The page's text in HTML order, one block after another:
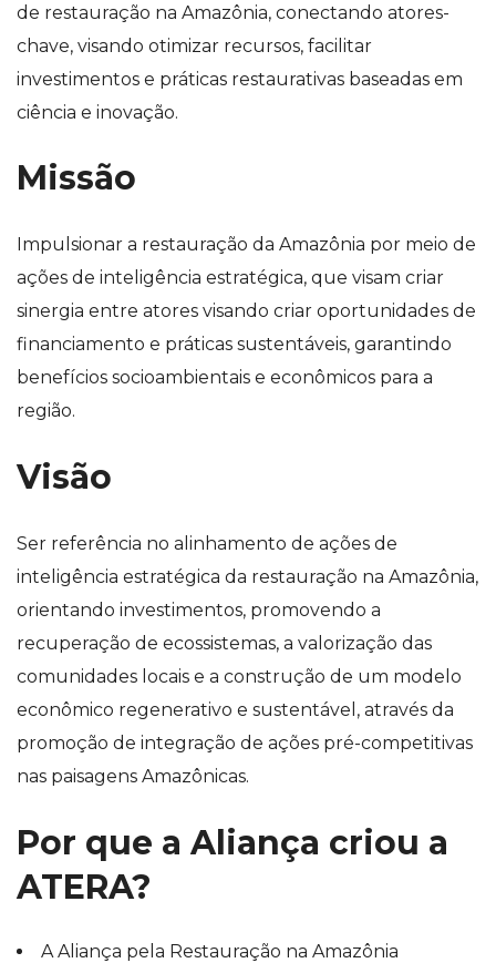
de restauração na Amazônia, conectando atores-
chave, visando otimizar recursos, facilitar
investimentos e práticas restaurativas baseadas em
ciência e inovação.
Missão
Impulsionar a restauração da Amazônia por meio de
ações de inteligência estratégica, que visam criar
sinergia entre atores visando criar oportunidades de
financiamento e práticas sustentáveis, garantindo
benefícios socioambientais e econômicos para a
região.
Visão
Ser referência no alinhamento de ações de
inteligência estratégica da restauração na Amazônia,
orientando investimentos, promovendo a
recuperação de ecossistemas, a valorização das
comunidades locais e a construção de um modelo
econômico regenerativo e sustentável, através da
promoção de integração de ações pré-competitivas
nas paisagens Amazônicas.
Por que a Aliança criou a
ATERA?
A Aliança pela Restauração na Amazônia